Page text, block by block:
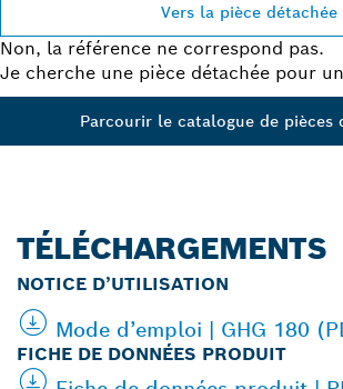
Vers la pièce détachée
Non, la référence ne correspond pas.
Je cherche une pièce détachée pour
Parcourir le catalogue de pièces
TÉLÉCHARGEMENTS
NOTICE D’UTILISATION
Mode d’emploi | GHG 180
FICHE DE DONNÉES PRODUIT